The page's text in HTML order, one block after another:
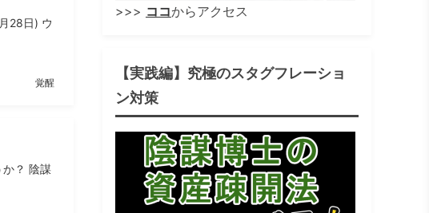
28日) ウ
覚醒
？ 陰謀
>>> ココからアクセス
【実践編】究極のスタグフレーショ
ン対策